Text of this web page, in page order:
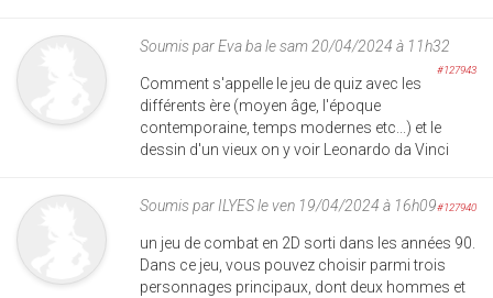
Soumis parEva bale sam 20/04/2024 à 11h32
#127943
Comment s'appelle le jeu de quiz avec les
différents ère (moyen âge, l'époque
contemporaine, temps modernes etc...) et le
dessin d'un vieux on y voir Leonardo da Vinci
Soumis par ILYESle ven 19/04/2024 à 16h09#127940
un jeu de combat en 2D sorti dans les années 90.
Dans ce jeu, vous pouvez choisir parmi trois
personnages principaux, dont deux hommes et